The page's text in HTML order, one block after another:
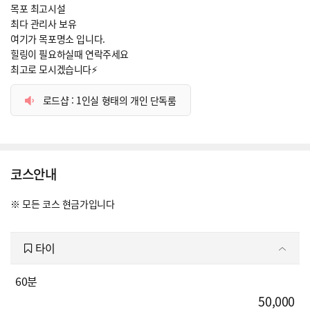
목포 최고시설
최다 관리사 보유
여기가 목포명소 입니다.
힐링이 필요하실때 연락주세요
최고로 모시겠습니다⚡
로드샵 : 1인실 형태의 개인 단독룸
코스안내
※ 모든 코스 현금가입니다
타이
60분
50,000